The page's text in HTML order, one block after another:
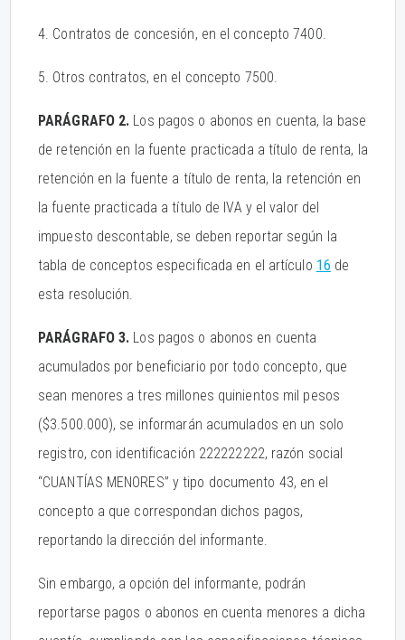
4. Contratos de concesión, en el concepto 7400.
5. Otros contratos, en el concepto 7500.
PARÁGRAFO 2. Los pagos o abonos en cuenta, la base
de retención en la fuente practicada a título de renta, la
retención en la fuente a título de renta, la retención en
la fuente practicada a título de IVA y el valor del
impuesto descontable, se deben reportar según la
tabla de conceptos especificada en el artículo 16 de
esta resolución.
PARÁGRAFO 3. Los pagos o abonos en cuenta
acumulados por beneficiario por todo concepto, que
sean menores a tres millones quinientos mil pesos
($3.500.000), se informarán acumulados en un solo
registro, con identificación 222222222, razón social
“CUANTÍAS MENORES” y tipo documento 43, en el
concepto a que correspondan dichos pagos,
reportando la dirección del informante.
Sin embargo, a opción del informante, podrán
reportarse pagos o abonos en cuenta menores a dicha